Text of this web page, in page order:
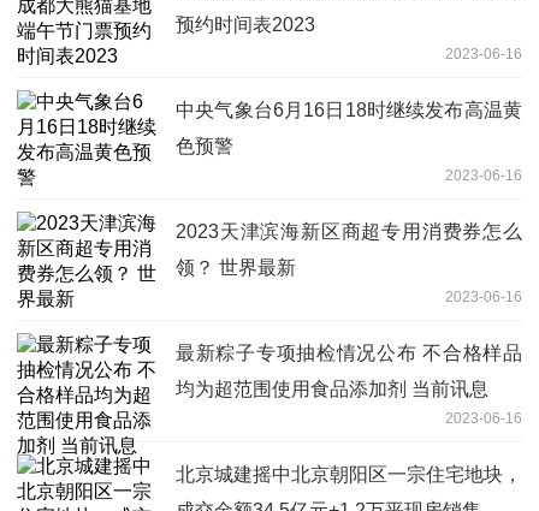
预约时间表2023
2023-06-16
中央气象台6月16日18时继续发布高温黄
色预警
2023-06-16
2023天津滨海新区商超专用消费券怎么
领？ 世界最新
2023-06-16
最新粽子专项抽检情况公布 不合格样品
均为超范围使用食品添加剂 当前讯息
2023-06-16
北京城建摇中北京朝阳区一宗住宅地块，